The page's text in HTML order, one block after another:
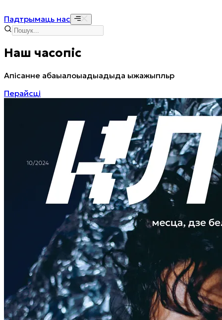
Падтрымаць нас
Наш часопіс
Апісанне абаыалоыадыадыда ыжажыпльр
Перайсці